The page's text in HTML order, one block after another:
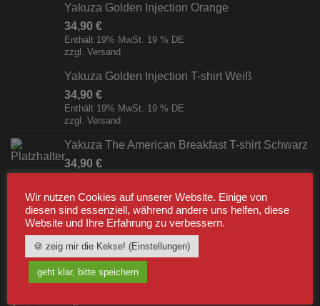
Yakuza Golden Injection Orange
34,90 €
Enthält 19% MwSt. 19 % DE
zzgl. Versand
Yakuza Golden Injection T-shirt Weiß
34,90 €
Enthält 19% MwSt. 19 % DE
zzgl. Versand
Yakuza The American Breakfast T-shirt Schwarz
34,90 €
Enthält 19% MwSt. 19 % DE
BESTSELLER
Label23 Trainingsjacke "TS 23 White"
Schwarz/Weiß [Digital]
Wir nutzen Cookies auf unserer Website. Einige von
diesen sind essenziell, während andere uns helfen, diese
Website und Ihre Erfahrung zu verbessern.
🍪 zeig mir die Kekse! (Einstellungen)
geht klar, bitte speichern